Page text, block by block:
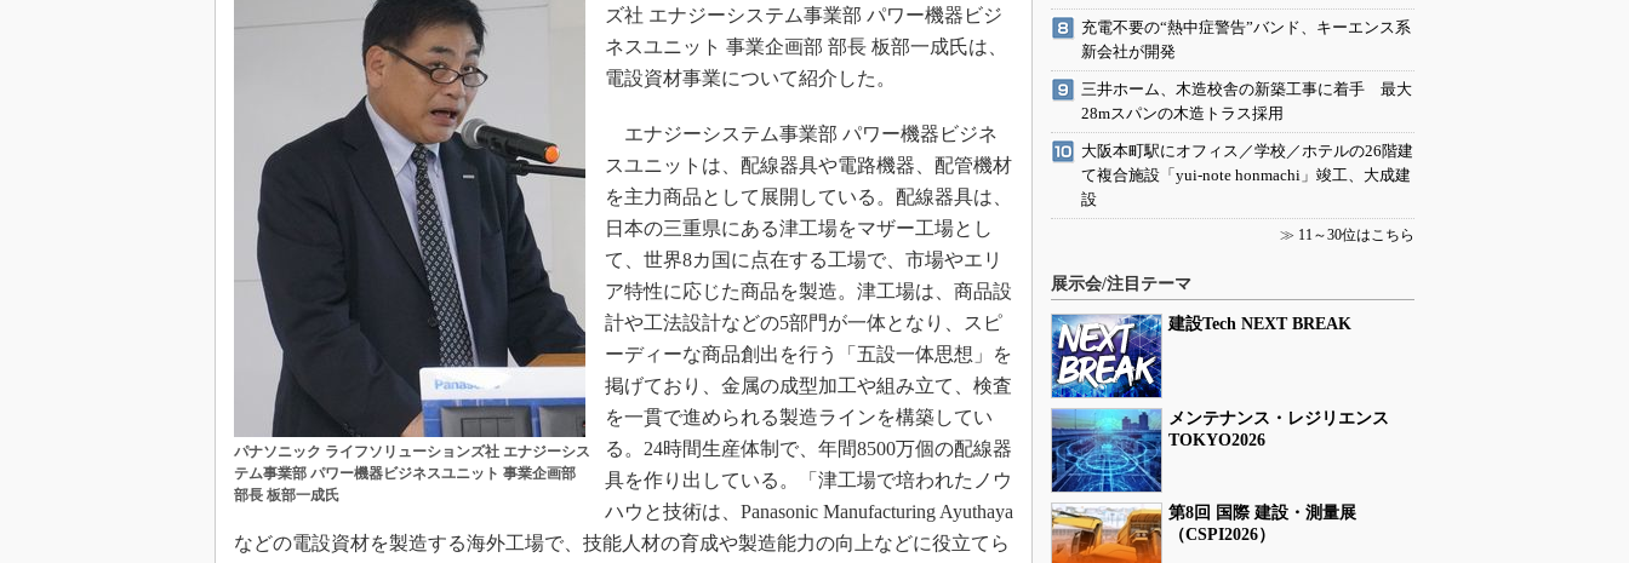
パナソニック ライフソリューションズ社 エナジーシス
テム事業部 パワー機器ビジネスユニット 事業企画部
部長 板部一成氏
ズ社 エナジーシステム事業部 パワー機器ビジ
ネスユニット 事業企画部 部長 板部一成氏は、
電設資材事業について紹介した。
エナジーシステム事業部 パワー機器ビジネ
スユニットは、配線器具や電路機器、配管機材
を主力商品として展開している。配線器具は、
日本の三重県にある津工場をマザー工場とし
て、世界8カ国に点在する工場で、市場やエリ
ア特性に応じた商品を製造。津工場は、商品設
計や工法設計などの5部門が一体となり、スピ
ーディーな商品創出を行う「五設一体思想」を
掲げており、金属の成型加工や組み立て、検査
を一貫で進められる製造ラインを構築してい
る。24時間生産体制で、年間8500万個の配線器
具を作り出している。「津工場で培われたノウ
ハウと技術は、Panasonic Manufacturing Ayuthaya
などの電設資材を製造する海外工場で、技能人材の育成や製造能力の向上などに役立てら
充電不要の“熱中症警告”バンド、キーエンス系
新会社が開発
三井ホーム、木造校舎の新築工事に着手 最大
28mスパンの木造トラス採用
大阪本町駅にオフィス／学校／ホテルの26階建
て複合施設「yui-note honmachi」竣工、大成建
設
≫ 11～30位はこちら
展示会/注目テーマ
建設Tech NEXT BREAK
メンテナンス・レジリエンス
TOKYO2026
第8回 国際 建設・測量展
（CSPI2026）